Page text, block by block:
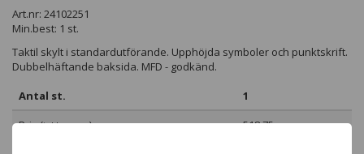
Art.nr: 24102251
Min.best: 1 st.
Taktil skylt i standardutförande. Upphöjda symboler och punktskrift.
Dubbelhäftande baksida. MFD - godkänd.
Antal st.
1
Pris (inkl moms) 518,75